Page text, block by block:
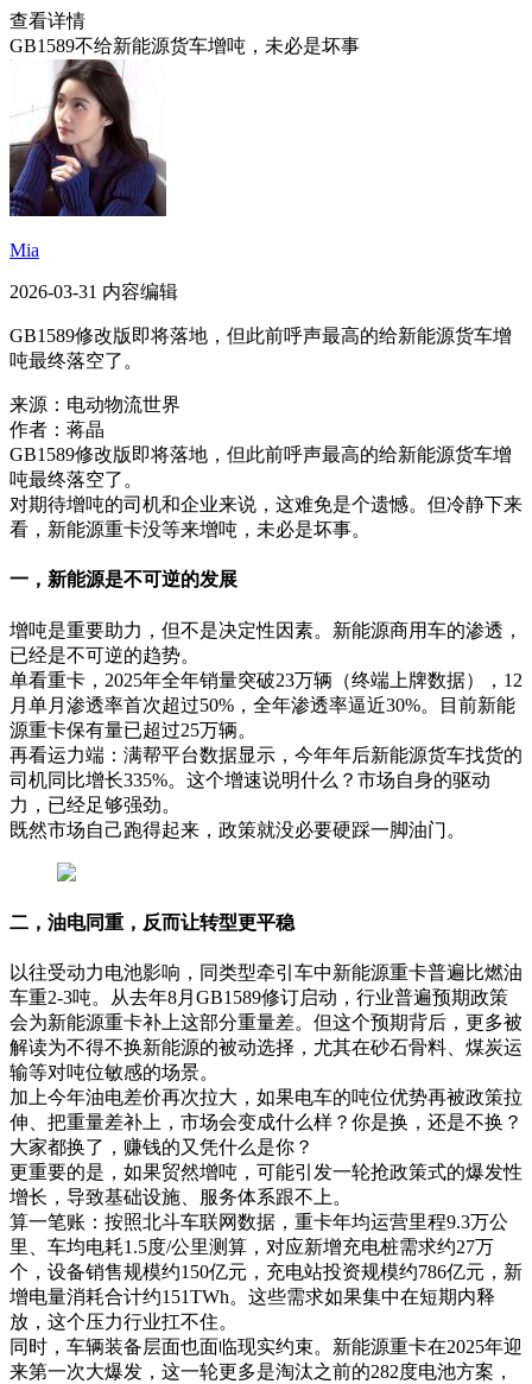
查看详情
GB1589不给新能源货车增吨，未必是坏事
Mia
2026-03-31 内容编辑
GB1589修改版即将落地，但此前呼声最高的给新能源货车增
吨最终落空了。
来源：电动物流世界
作者：蒋晶
GB1589修改版即将落地，但此前呼声最高的给新能源货车增
吨最终落空了。
对期待增吨的司机和企业来说，这难免是个遗憾。但冷静下来
看，新能源重卡没等来增吨，未必是坏事。
一，新能源是不可逆的发展
增吨是重要助力，但不是决定性因素。新能源商用车的渗透，
已经是不可逆的趋势。
单看重卡，2025年全年销量突破23万辆（终端上牌数据），12
月单月渗透率首次超过50%，全年渗透率逼近30%。目前新能
源重卡保有量已超过25万辆。
再看运力端：满帮平台数据显示，今年年后新能源货车找货的
司机同比增长335%。这个增速说明什么？市场自身的驱动
力，已经足够强劲。
既然市场自己跑得起来，政策就没必要硬踩一脚油门。
二，油电同重，反而让转型更平稳
以往受动力电池影响，同类型牵引车中新能源重卡普遍比燃油
车重2-3吨。从去年8月GB1589修订启动，行业普遍预期政策
会为新能源重卡补上这部分重量差。但这个预期背后，更多被
解读为不得不换新能源的被动选择，尤其在砂石骨料、煤炭运
输等对吨位敏感的场景。
加上今年油电差价再次拉大，如果电车的吨位优势再被政策拉
伸、把重量差补上，市场会变成什么样？你是换，还是不换？
大家都换了，赚钱的又凭什么是你？
更重要的是，如果贸然增吨，可能引发一轮抢政策式的爆发性
增长，导致基础设施、服务体系跟不上。
算一笔账：按照北斗车联网数据，重卡年均运营里程9.3万公
里、车均电耗1.5度/公里测算，对应新增充电桩需求约27万
个，设备销售规模约150亿元，充电站投资规模约786亿元，新
增电量消耗合计约151TWh。这些需求如果集中在短期内释
放，这个压力行业扛不住。
同时，车辆装备层面也面临现实约束。新能源重卡在2025年迎
来第一次大爆发，这一轮更多是淘汰之前的282度电池方案，